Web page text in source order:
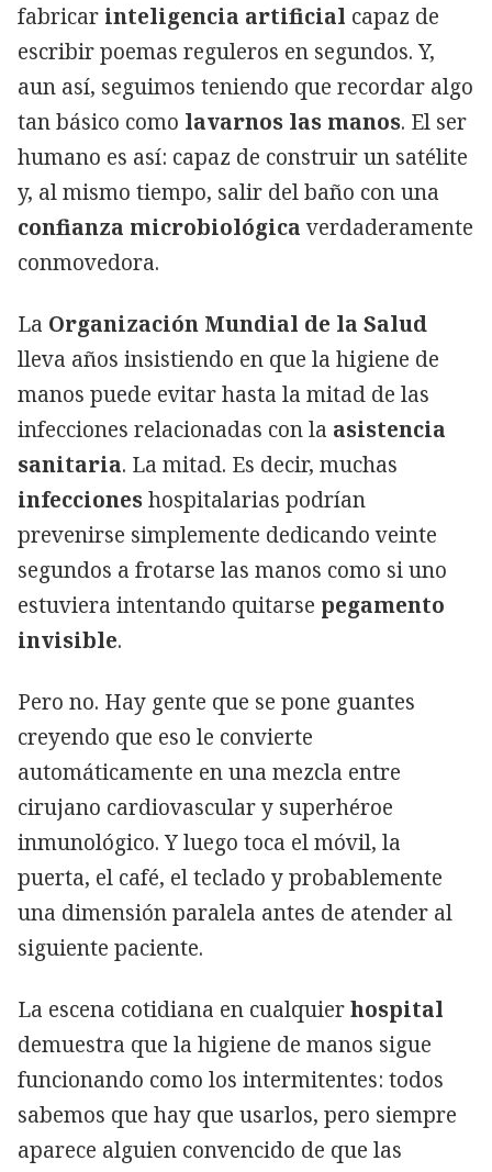
fabricar inteligencia artificial capaz de
escribir poemas reguleros en segundos. Y,
aun así, seguimos teniendo que recordar algo
tan básico como lavarnos las manos. El ser
humano es así: capaz de construir un satélite
y, al mismo tiempo, salir del baño con una
confianza microbiológicaverdaderamente
conmovedora.
La Organización Mundial de la Salud
lleva años insistiendo en que la higiene de
manos puede evitar hasta la mitad de las
infecciones relacionadas con la asistencia
sanitaria. La mitad. Es decir, muchas
infeccioneshospitalarias podrían
prevenirse simplemente dedicando veinte
segundos a frotarse las manos como si uno
estuviera intentando quitarse pegamento
invisible.
Pero no. Hay gente que se pone guantes
creyendo que eso le convierte
automáticamente en una mezcla entre
cirujano cardiovascular y superhéroe
inmunológico. Y luego toca el móvil, la
puerta, el café, el teclado y probablemente
una dimensión paralela antes de atender al
siguiente paciente.
La escena cotidiana en cualquierhospital
demuestra que la higiene de manos sigue
funcionando como los intermitentes: todos
sabemos que hay que usarlos, pero siempre
aparece alguien convencido de que las